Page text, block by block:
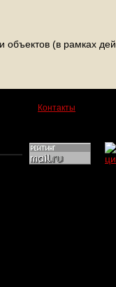
объектов (в рамках
Контакты